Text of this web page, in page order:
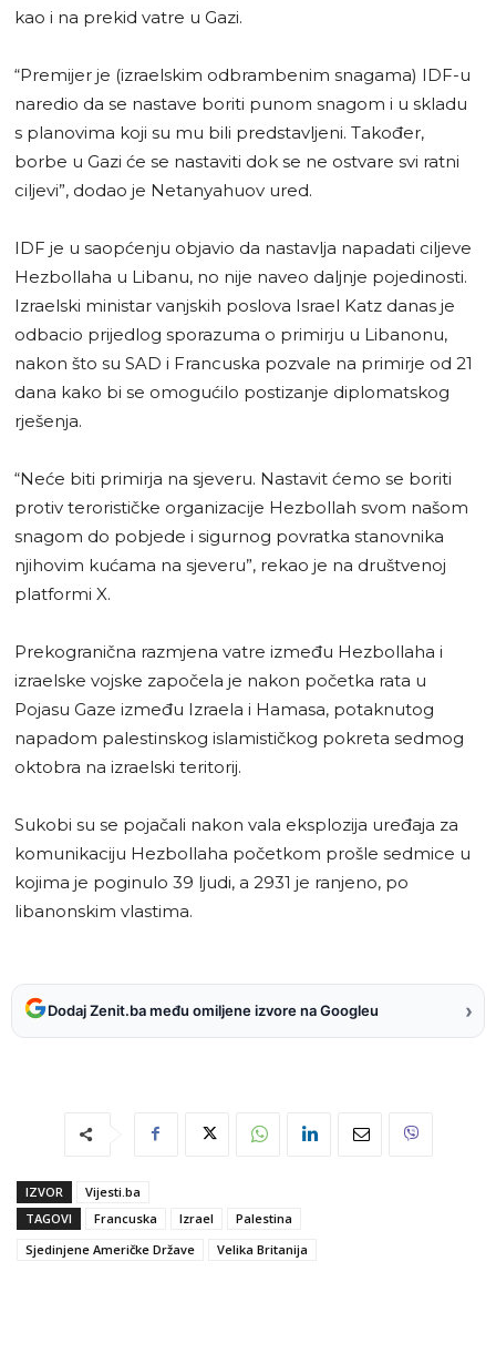
kao i na prekid vatre u Gazi.
“Premijer je (izraelskim odbrambenim snagama) IDF-u
naredio da se nastave boriti punom snagom i u skladu
s planovima koji su mu bili predstavljeni. Također,
borbe u Gazi će se nastaviti dok se ne ostvare svi ratni
ciljevi”, dodao je Netanyahuov ured.
IDF je u saopćenju objavio da nastavlja napadati ciljeve
Hezbollaha u Libanu, no nije naveo daljnje pojedinosti.
Izraelski ministar vanjskih poslova Israel Katz danas je
odbacio prijedlog sporazuma o primirju u Libanonu,
nakon što su SAD i Francuska pozvale na primirje od 21
dana kako bi se omogućilo postizanje diplomatskog
rješenja.
“Neće biti primirja na sjeveru. Nastavit ćemo se boriti
protiv terorističke organizacije Hezbollah svom našom
snagom do pobjede i sigurnog povratka stanovnika
njihovim kućama na sjeveru”, rekao je na društvenoj
platformi X.
Prekogranična razmjena vatre između Hezbollaha i
izraelske vojske započela je nakon početka rata u
Pojasu Gaze između Izraela i Hamasa, potaknutog
napadom palestinskog islamističkog pokreta sedmog
oktobra na izraelski teritorij.
Sukobi su se pojačali nakon vala eksplozija uređaja za
komunikaciju Hezbollaha početkom prošle sedmice u
kojima je poginulo 39 ljudi, a 2931 je ranjeno, po
libanonskim vlastima.
Dodaj Zenit.ba među omiljene izvore na Googleu ›
IZVOR
Vijesti.ba
TAGOVI
Francuska Izrael
Palestina
Sjedinjene Američke Države
Velika Britanija